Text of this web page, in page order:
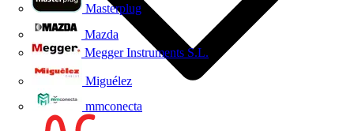
Masterplug
Mazda
Megger Instruments S.L.
Miguélez
mmconecta